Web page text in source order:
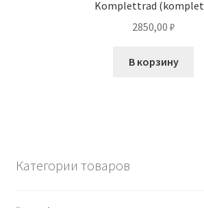
Komplettrad
2850,00 ₽
В корзину
Категории товаров